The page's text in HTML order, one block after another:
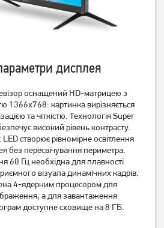
Телевізор Setup 24HSF30
4 499грн
дисплея
оснащений HD-матрицею з
1366x768: картинка вирізняється
та чіткістю. Технологія Super
високий рівень контрасту.
створює рівномірне освітлення
без пересвічування периметра.
60 Гц необхідна для плавності
візуала динамічних кадрів.
4-ядерним процесором для
а для завантаження
доступне сховище на 8 ГБ.